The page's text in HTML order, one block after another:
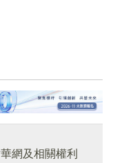
網及相關權利